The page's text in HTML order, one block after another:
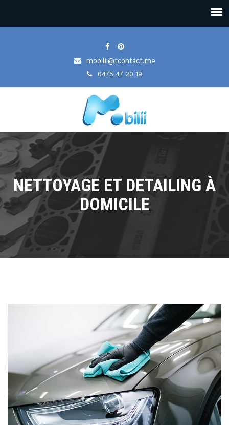
mobilii@tcontact.me
0475 47 20 19
NETTOYAGE ET DETAILING À
DOMICILE